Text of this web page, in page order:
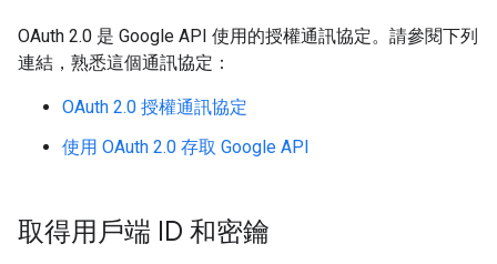
OAuth 2.0 是 Google API 使用的授權通訊協定。請參閱下列
連結，熟悉這個通訊協定：
OAuth 2.0 授權通訊協定
使用 OAuth 2.0 存取 Google API
取得用戶端 ID 和密鑰